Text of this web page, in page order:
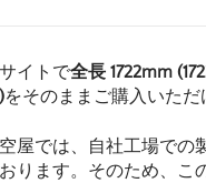
イトで全長 1722mm
をそのままご購入いただ
屋では、自社工場での
ります。そのため、こ